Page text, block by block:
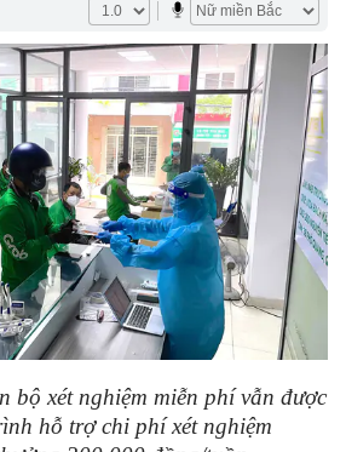
bộ xét nghiệm miễn phí vẫn được
hỗ trợ chi phí xét nghiệm